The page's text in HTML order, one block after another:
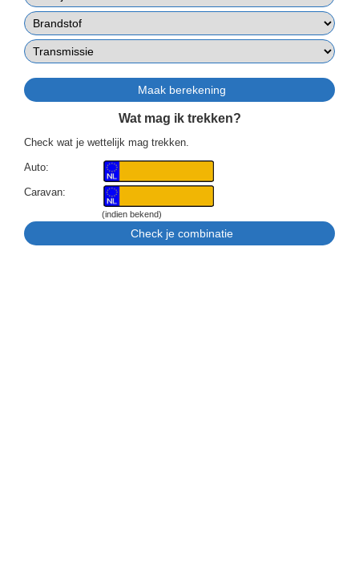
Wat mag ik trekken?
Check wat je wettelijk mag trekken.
Auto:
Caravan:
(indien bekend)